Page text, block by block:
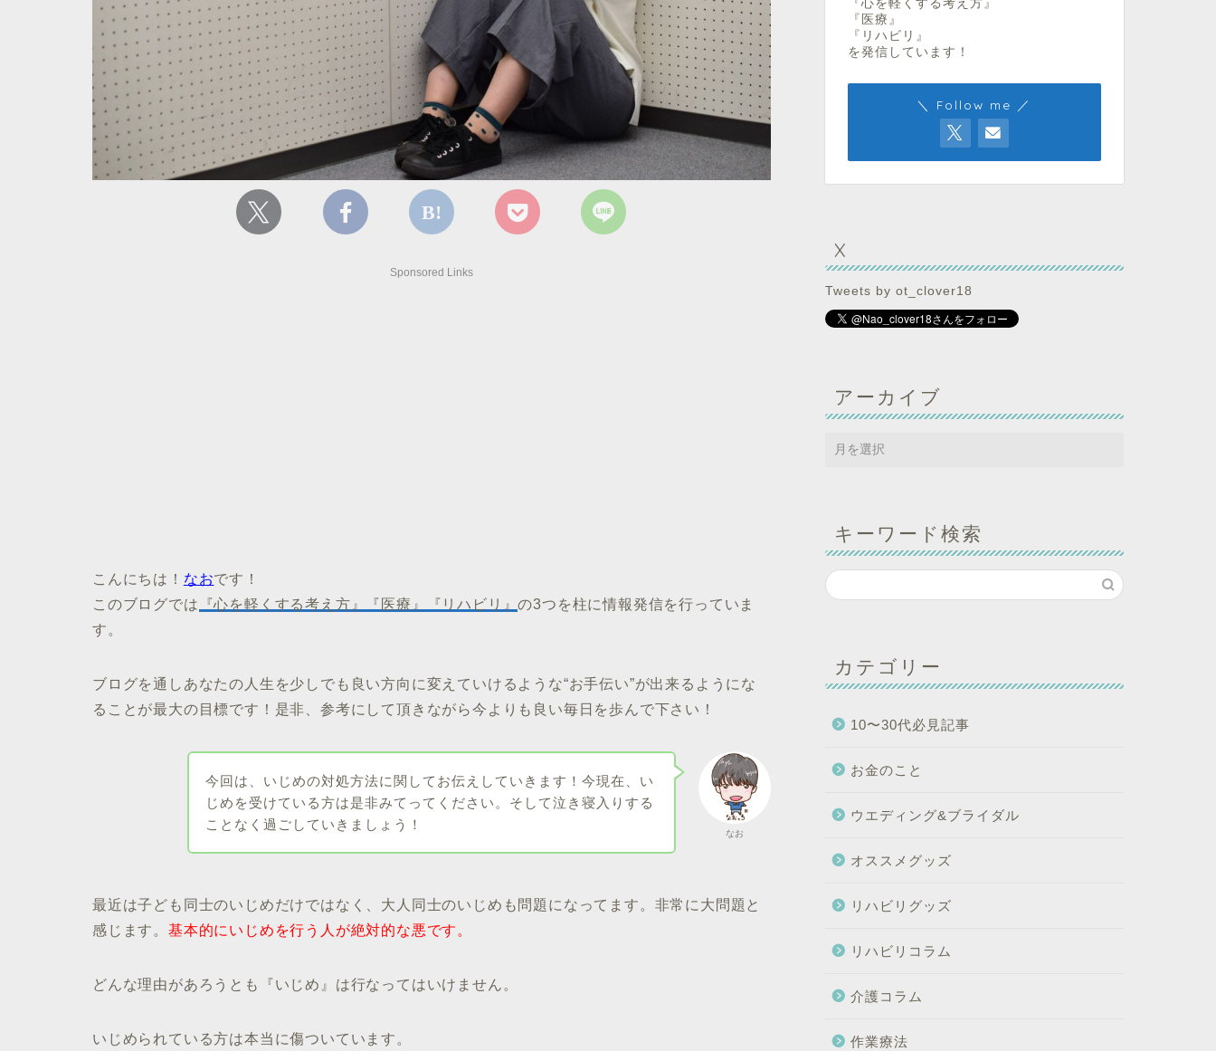
Sponsored Links
こんにちは！ なおです！
このブログでは 『心を軽くする考え方』『医療』『リハビリ』の3つを柱に情報発信を行っていま
す。
ブログを通しあなたの人生を少しでも良い方向に変えていけるような“お手伝い”が出来るようにな
ることが最大の目標です！是非、参考にして頂きながら今よりも良い毎日を歩んで下さい！
なお
今回は、いじめの対処方法に関してお伝えしていきます！今現在、い
じめを受けている方は是非みてってください。そして泣き寝入りする
ことなく過ごしていきましょう！
最近は子ども同士のいじめだけではなく、大人同士のいじめも問題になってます。非常に大問題と
感じます。 基本的にいじめを行う人が絶対的な悪です。
どんな理由があろうとも『いじめ』は行なってはいけません。
いじめられている方は本当に傷ついています。
『心を軽くする考え方』
『医療』
『リハビリ』
を発信しています！
＼ Follow me ／
X
Tweets by ot_clover18
アーカイブ
キーワード検索
カテゴリー
10〜30代必見記事
お金のこと
ウエディング&ブライダル
オススメグッズ
リハビリグッズ
リハビリコラム
介護コラム
作業療法